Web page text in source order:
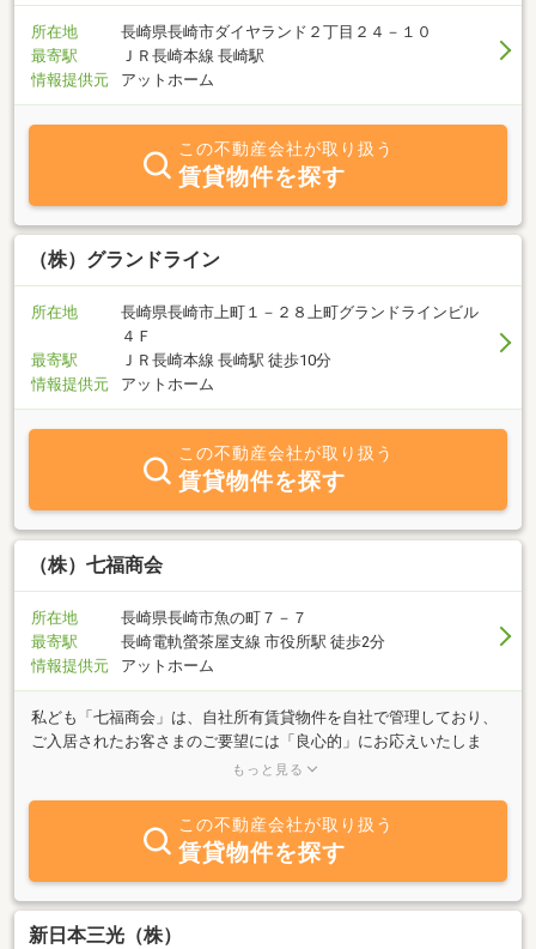
所在地
長崎県長崎市ダイヤランド２丁目２４－１０
最寄駅
ＪＲ長崎本線 長崎駅
情報提供元
アットホーム
この不動産会社が取り扱う
賃貸物件を探す
（株）グランドライン
所在地
長崎県長崎市上町１－２８上町グランドラインビル
４Ｆ
最寄駅
ＪＲ長崎本線 長崎駅 徒歩10分
情報提供元
アットホーム
この不動産会社が取り扱う
賃貸物件を探す
（株）七福商会
所在地
長崎県長崎市魚の町７－７
最寄駅
長崎電軌螢茶屋支線 市役所駅 徒歩2分
情報提供元
アットホーム
私ども「七福商会」は、自社所有賃貸物件を自社で管理しており、
ご入居されたお客さまのご要望には「良心的」にお応えいたしま
す。その他の物件も取扱っておりますので当サイトで、売買・賃
イヤル０１２０－５４０－７２９ゴヨーハシチフクまでお気軽にご
もっと見る
この不動産会社が取り扱う
賃貸物件を探す
新日本三光（株）